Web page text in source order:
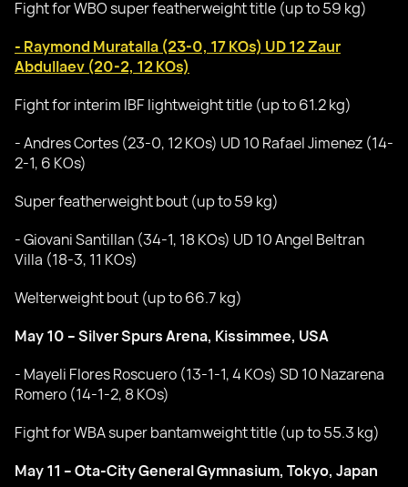
Fight for WBO super featherweight title (up to 59 kg)
- Raymond Muratalla (23-0, 17 KOs) UD 12 Zaur
Abdullaev (20-2, 12 KOs)
Fight for interim IBF lightweight title (up to 61.2 kg)
- Andres Cortes (23-0, 12 KOs) UD 10 Rafael Jimenez (14-
2-1, 6 KOs)
Super featherweight bout (up to 59 kg)
- Giovani Santillan (34-1, 18 KOs) UD 10 Angel Beltran
Villa (18-3, 11 KOs)
Welterweight bout (up to 66.7 kg)
May 10 – Silver Spurs Arena, Kissimmee, USA
- Mayeli Flores Roscuero (13-1-1, 4 KOs) SD 10 Nazarena
Romero (14-1-2, 8 KOs)
Fight for WBA super bantamweight title (up to 55.3 kg)
May 11 – Ota-City General Gymnasium, Tokyo, Japan